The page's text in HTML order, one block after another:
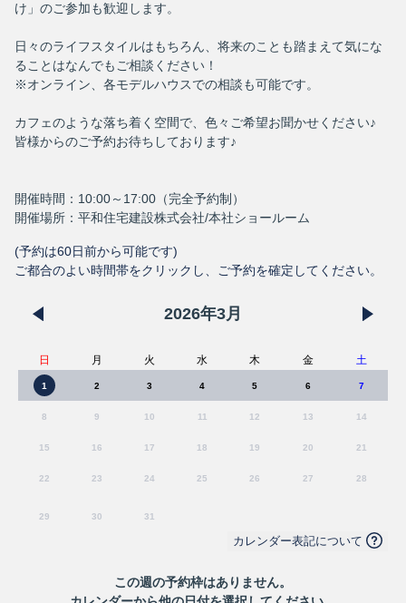
け」のご参加も歓迎します。
日々のライフスタイルはもちろん、将来のことも踏まえて気にな
ることはなんでもご相談ください！
※オンライン、各モデルハウスでの相談も可能です。
カフェのような落ち着く空間で、色々ご希望お聞かせください♪
皆様からのご予約お待ちしております♪
開催時間：10:00～17:00（完全予約制）
開催場所：平和住宅建設株式会社/本社ショールーム
(予約は60日前から可能です)
ご都合のよい時間帯をクリックし、ご予約を確定してください。
2026年3月
日 月 火 水 木 金 土
1 2 3 4 5 6 7
8 9 10 11 12 13 14
15 16 17 18 19 20 21
22 23 24 25 26 27 28
29 30 31
カレンダー表記について
この週の予約枠はありません。